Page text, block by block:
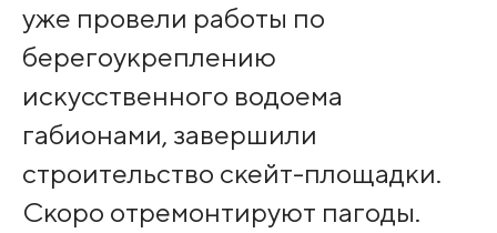
уже провели работы по
берегоукреплению
искусственного водоема
габионами, завершили
строительство скейт-площадки.
Скоро отремонтируют пагоды.